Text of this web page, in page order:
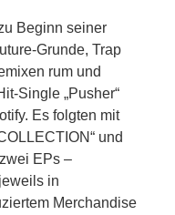
Beginn seiner
Grunde, Trap
rum und
Single „Pusher“
Es folgten mit
und
zwei EPs –
in
Merchandise